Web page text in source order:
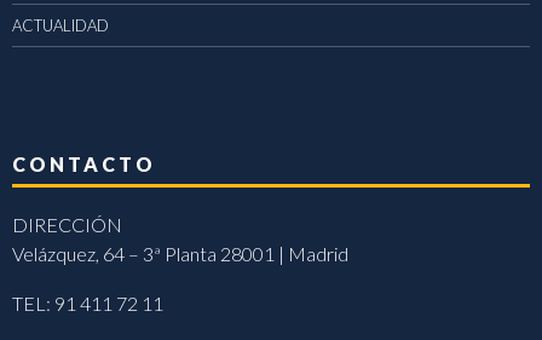
ACTUALIDAD
CONTACTO
DIRECCIÓN
Velázquez, 64 – 3ª Planta 28001 | Madrid
TEL: 91 411 72 11